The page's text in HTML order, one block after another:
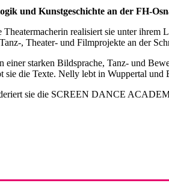
und Kunstgeschichte an der FH-
realisiert sie unter
, Theater- und Filmprojekte an der
einer starken Bildsprache, Tanz- und
sie die Texte. Nelly lebt in Wuppertal und
sie die SCREEN DANCE